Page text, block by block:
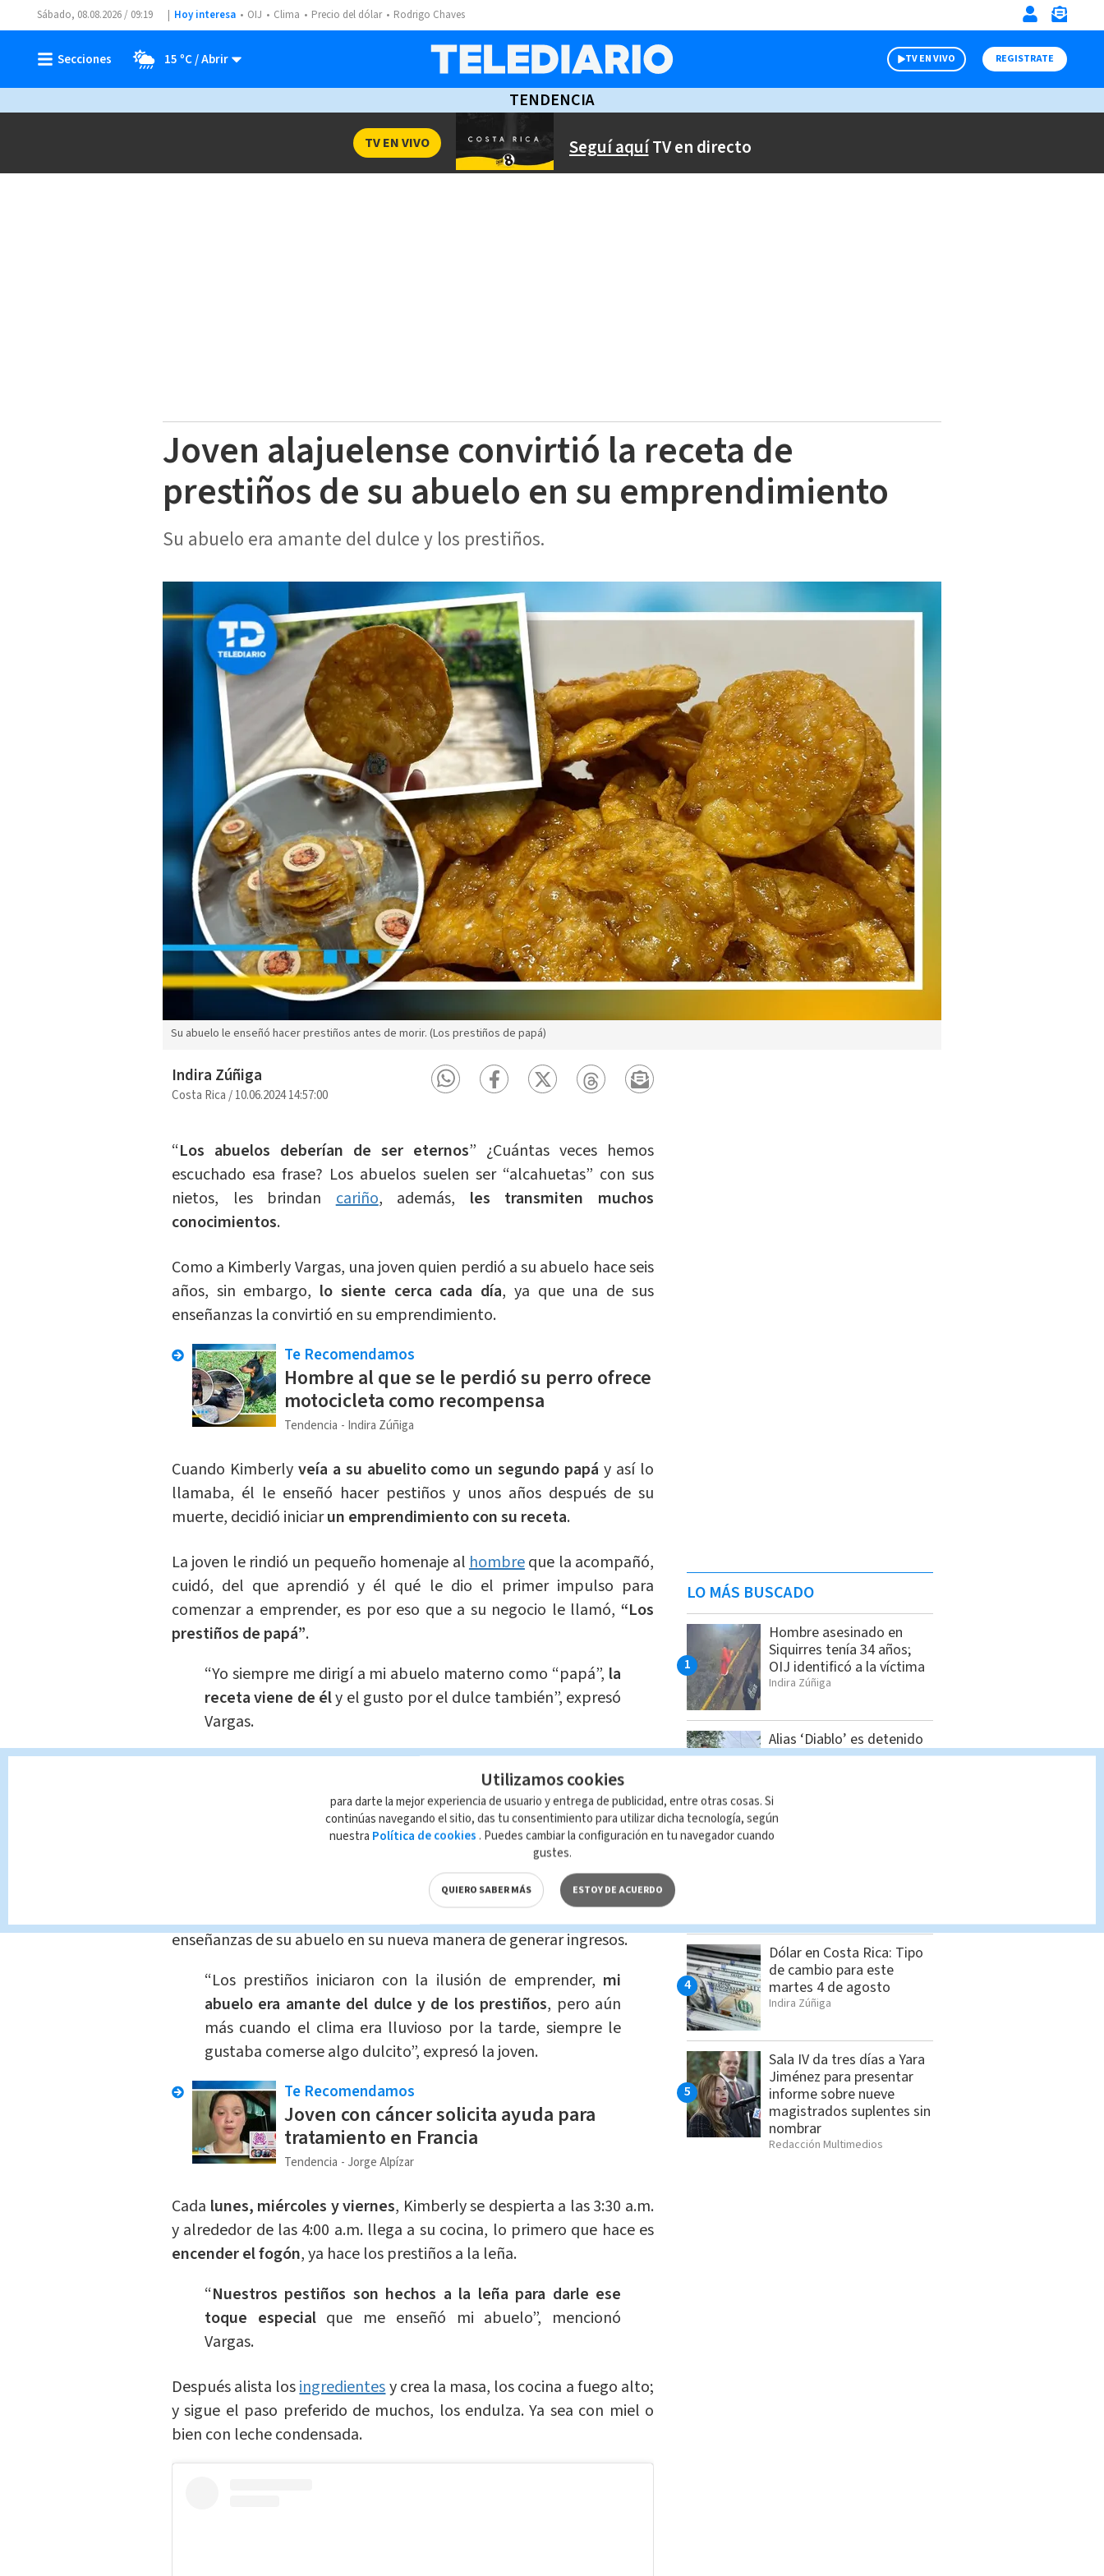
Sábado, 08.08.2026 / 09:19 Hoy interesa OIJ Clima Precio del dólar Rodrigo Chaves
15 ºC TV EN VIVO REGISTRATE
TENDENCIA
Seguí aquíTV en directo
TV EN VIVO
Joven alajuelense convirtió la receta de
prestiños de su abuelo en su emprendimiento
Su abuelo era amante del dulce y los prestiños.
Su abuelo le enseñó hacer prestiños antes de morir. (Los prestiños de papá)
Indira Zúñiga
Costa Rica/10.06.2024 14:57:00
“Los abuelos deberían de ser eternos” ¿Cuántas veces hemos
escuchado esa frase? Los abuelos suelen ser “alcahuetas” con sus
nietos, les brindancariño, además, les transmiten muchos
conocimientos.
Como a Kimberly Vargas, una joven quien perdió a su abuelo hace seis
años, sin embargo, lo siente cerca cada día, ya que una de sus
enseñanzas la convirtió en su emprendimiento.
Te Recomendamos
Hombre al que se le perdió su perro ofrece
motocicleta como recompensa
Tendencia Indira Zúñiga
​Cuando Kimberly veía a su abuelito como un segundo papáy así lo
llamaba, él le enseñó hacer pestiños y unos años después de su
muerte, decidió iniciarun emprendimiento con su receta.
La joven le rindió un pequeño homenaje alhombreque la acompañó,
cuidó, del que aprendió y él qué le dio el primer impulso para
comenzar a emprender, es por eso que a su negocio le llamó, “Los
prestiños de papá”.
“Yo siempre me dirigí a mi abuelo materno como “papá”, la
receta viene de ély el gusto por el dulce también”, expresó
Vargas.
¿Cuál es la historia del emprendimiento de la
Kimberly contó en una entrevista conTelediario.cr, que ella tenía la
enseñanzas de su abuelo en su nueva manera de generar ingresos.
“Los prestiños iniciaron con la ilusión de emprender, mi
abuelo era amante del dulce y de los prestiños, pero aún
más cuando el clima era lluvioso por la tarde, siempre le
gustaba comerse algo dulcito”, expresó la joven.
Te Recomendamos
Joven con cáncer solicita ayuda para
tratamiento en Francia
Tendencia Jorge Alpízar
Cada lunes, miércoles y viernes, Kimberly se despierta a las 3:30 a.m.
y alrededor de las 4:00 a.m. llega a su cocina, lo primero que hace es
encender el fogón, ya hace los prestiños a la leña.
“Nuestros pestiños son hechos a la leña para darle ese
toque especialque me enseñó mi abuelo”, mencionó
Vargas.
Después alista losingredientesy crea la masa, los cocina a fuego alto;
y sigue el paso preferido de muchos, los endulza. Ya sea con miel o
bien con leche condensada.
LO MÁS BUSCADO
Hombre asesinado en
Siquirres tenía 34 años;
OIJ identificó a la víctima
Indira Zúñiga
Alias ‘Diablo’ es detenido
en Sarapiquí
Influencer mexicano es
Dólar en Costa Rica: Tipo
de cambio para este
martes 4 de agosto
Indira Zúñiga
Sala IV da tres días a Yara
Jiménez para presentar
informe sobre nueve
magistrados suplentes sin
nombrar
Redacción Multimedios
Utilizamos cookies
para darte la mejor experiencia de usuario y entrega de publicidad, entre otras cosas. Si
continúas navegando el sitio, das tu consentimiento para utilizar dicha tecnología, según
nuestra Política de cookies . Puedes cambiar la configuración en tu navegador cuando
gustes.
QUIERO SABER MÁS ESTOY DE ACUERDO